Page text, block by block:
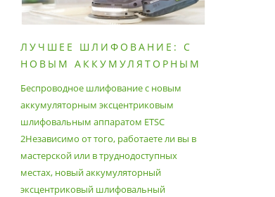
ЛУЧШЕЕ ШЛИФОВАНИЕ: С
НОВЫМ АККУМУЛЯТОРНЫМ
АППАРАТОМ ETSC2
Беспроводное шлифование с новым
аккумуляторным эксцентриковым
шлифовальным аппаратом ETSC
2Независимо от того, работаете ли вы в
мастерской или в труднодоступных
местах, новый аккумуляторный
эксцентриковый шлифовальный